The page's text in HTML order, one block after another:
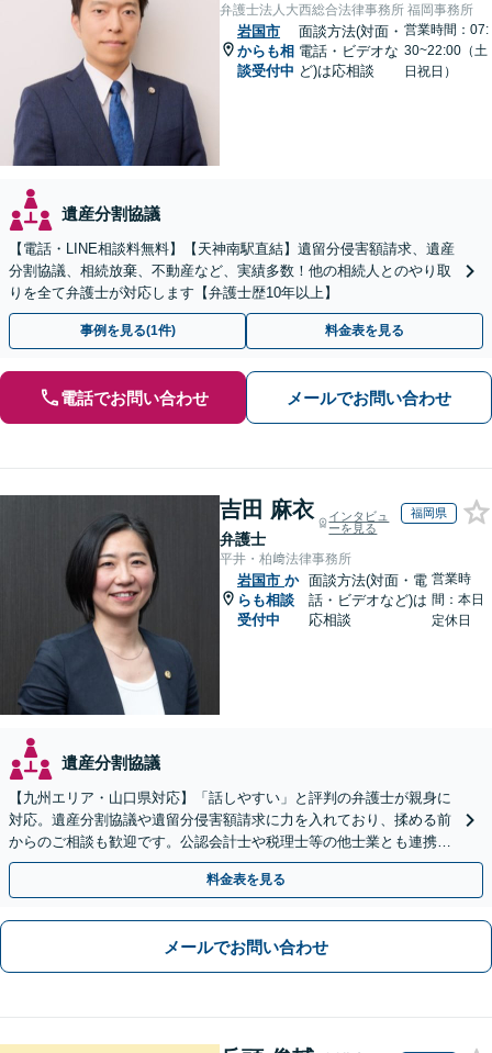
弁護士法人大西総合法律事務所 福岡事務所
岩国市
からも相
談受付中
面談方法(対面・
電話・ビデオな
ど)は応相談
営業時間：07:
30~22:00（土
日祝日）
遺産分割協議
【電話・LINE相談料無料】【天神南駅直結】遺留分侵害額請求、遺産
分割協議、相続放棄、不動産など、実績多数！他の相続人とのやり取
りを全て弁護士が対応します【弁護士歴10年以上】
事例を見る(1件) 料金表を見る
電話でお問い合わせ メールでお問い合わせ
吉田 麻衣
弁護士
インタビュ
ーを見る
福岡県
平井・柏﨑法律事務所
岩国市 か
らも相談
受付中
面談方法(対面・電
話・ビデオなど)は
応相談
営業時
間：本日
定休日
遺産分割協議
【九州エリア・山口県対応】「話しやすい」と評判の弁護士が親身に
対応。遺産分割協議や遺留分侵害額請求に力を入れており、揉める前
からのご相談も歓迎です。公認会計士や税理士等の他士業とも連携
し、円満な解決を全力でサポートいたします。
料金表を見る
メールでお問い合わせ